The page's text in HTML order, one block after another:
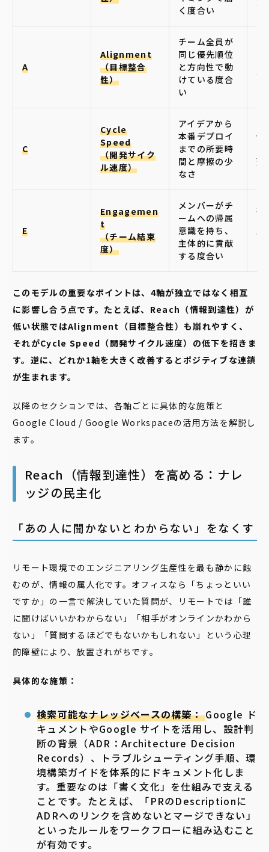
く度合い
検
A
Alignment
（目標整合
性）
チーム全員が
同じ優先順位
と方向性で動
けている度合
い
不
C
Cycle
Speed
（開発サイク
ル速度）
アイデアから
本番デプロイ
までの所要時
間と摩擦の少
なさ
備
延
E
Engagemen
t
（チーム結束
度）
メンバーがチ
ームへの帰属
意識を持ち、
主体的に貢献
する度合い
孤
下
このモデルの重要なポイントは、4軸が独立ではなく相互
に影響し合う点です。たとえば、Reach（情報到達性）が
低い状態ではAlignment（目標整合性）も崩れやすく、
それがCycle Speed（開発サイクル速度）の低下を招きま
す。逆に、どれか1軸を大きく改善するとポジティブな連鎖
が生まれます。
以降のセクションでは、各軸ごとに具体的な施策と
Google Cloud / Google Workspaceの活用方法を解説し
ます。
Reach（情報到達性）を高める：ナレ
ッジの民主化
「あの人に聞かないとわからない」をなくす
リモート環境でのエンジニアリング生産性を最も静かに蝕
むのが、情報の属人化です。オフィスなら「ちょっといい
ですか」の一言で解決していた質問が、リモートでは「誰
に聞けばいいかわからない」「相手がオンラインかわから
ない」「質問するほどでもないかもしれない」という心理
的障壁により、放置されがちです。
具体的な施策：
検索可能なナレッジベースの構築：Google ド
キュメントやGoogle サイトを活用し、設計判
断の背景（ADR：Architecture Decision
Records）、トラブルシューティング手順、環
境構築ガイドを体系的にドキュメント化しま
す。重要なのは「書く文化」を仕組みで支える
ことです。たとえば、「PRのDescriptionに
ADRへのリンクを含めないとマージできない」
といったルールをワークフローに組み込むこと
が有効です。